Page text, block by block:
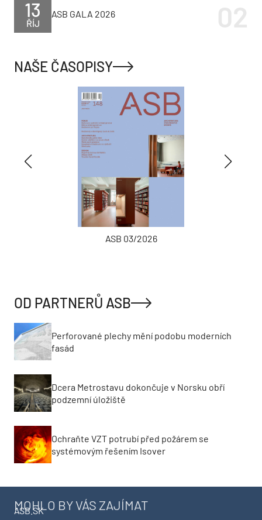
ŘÍJ
13 ASB GALA 2026
NAŠE ČASOPISY
ASB 03/2026
OD PARTNERŮ ASB
Perforované plechy mění podobu moderních
fasád
Dcera Metrostavu dokončuje v Norsku obří
podzemní úložiště
Ochraňte VZT potrubí před požárem se
systémovým řešením Isover
MOHLO BY VÁS ZAJÍMAT
ASB.SK